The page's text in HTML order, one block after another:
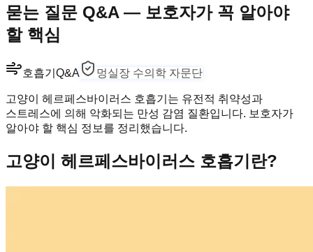
묻는 질문 Q&A — 보호자가 꼭 알아야
할 핵심
호흡기 Q&A 멍실장 수의학 자문단
고양이 헤르페스바이러스 호흡기는 유전적 취약성과
스트레스에 의해 악화되는 만성 감염 질환입니다. 보호자가
알아야 할 핵심 정보를 정리했습니다.
고양이 헤르페스바이러스 호흡기란?